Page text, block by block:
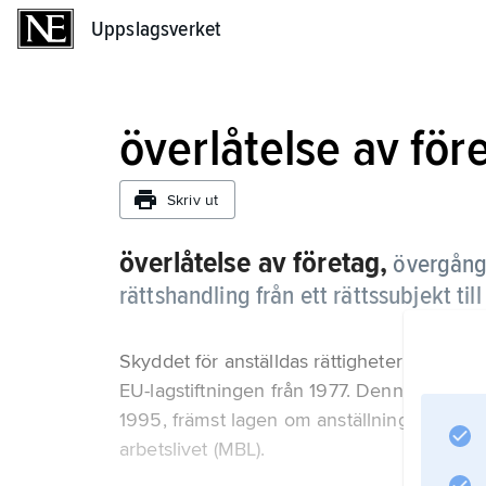
Uppslagsverket
överlåtelse av
Skriv ut
överlåtelse av företag,
rättshandling från ett rättssubjekt
Skyddet för anställdas rättigheter vid
EU-lagstiftningen från 1977. Denna
1995, främst lagen om anställningsskydd
arbetslivet (MBL).